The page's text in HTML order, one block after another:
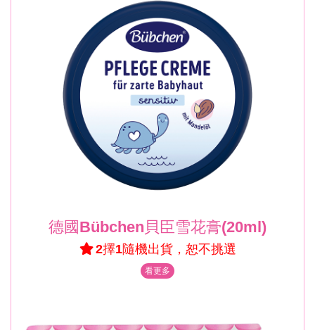
德國Bübchen貝臣雪花膏(20ml)
2擇1隨機出貨，恕不挑選
看更多